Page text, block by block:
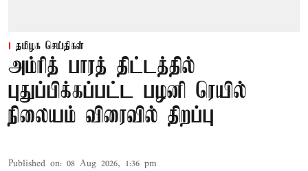
தமிழக செய்திகள்
அம்ரித் பாரத் திட்டத்தில்
புதுப்பிக்கப்பட்ட பழனி ரெயில்
நிலையம் விரைவில் திறப்பு
Published on: 08 Aug 2026, 1:36 pm